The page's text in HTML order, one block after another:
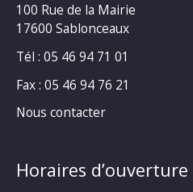
100 Rue de la Mairie
17600 Sablonceaux
Tél : 05 46 94 71 01
Fax : 05 46 94 76 21
Nous contacter
Horaires